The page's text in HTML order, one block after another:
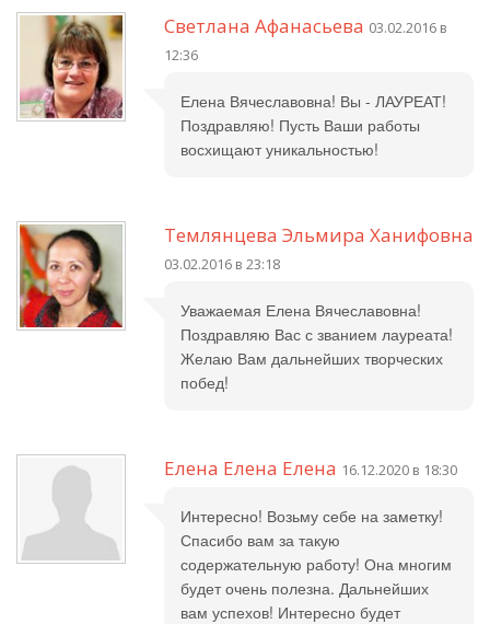
Светлана Афанасьева 03.02.2016 в
12:36
Елена Вячеславовна! Вы - ЛАУРЕАТ!
Поздравляю! Пусть Ваши работы
восхищают уникальностью!
Темлянцева Эльмира Ханифовна
03.02.2016 в 23:18
Уважаемая Елена Вячеславовна!
Поздравляю Вас с званием лауреата!
Желаю Вам дальнейших творческих
побед!
Елена Елена Елена 16.12.2020 в 18:30
Интересно! Возьму себе на заметку!
Спасибо вам за такую
содержательную работу! Она многим
будет очень полезна. Дальнейших
вам успехов! Интересно будет